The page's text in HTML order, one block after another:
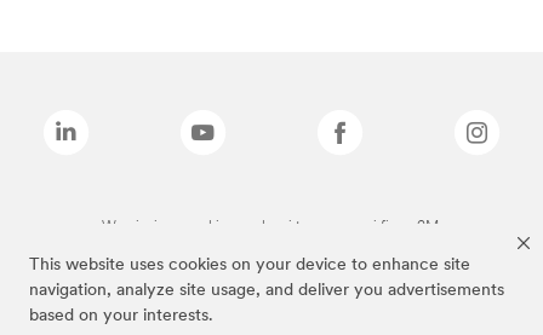
This website uses cookies on your device to enhance site
navigation, analyze site usage, and deliver you advertisements
based on your interests.
Wymienione marki są znakami towarowymi firmy 3M.